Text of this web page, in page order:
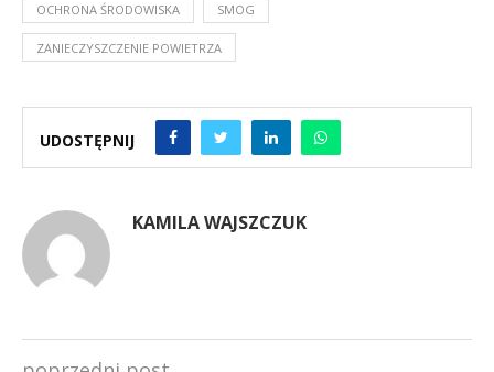
OCHRONA ŚRODOWISKA SMOG
ZANIECZYSZCZENIE POWIETRZA
UDOSTĘPNIJ
KAMILA WAJSZCZUK